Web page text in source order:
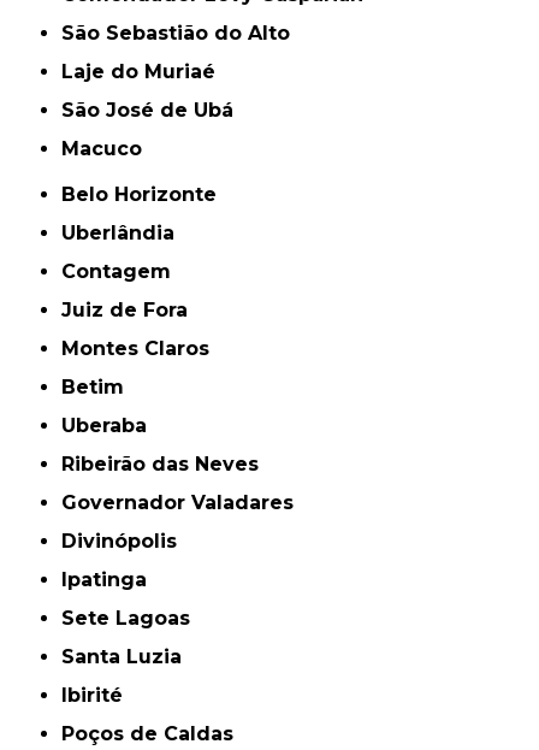
São Sebastião do Alto
Laje do Muriaé
São José de Ubá
Macuco
Belo Horizonte
Uberlândia
Contagem
Juiz de Fora
Montes Claros
Betim
Uberaba
Ribeirão das Neves
Governador Valadares
Divinópolis
Ipatinga
Sete Lagoas
Santa Luzia
Ibirité
Poços de Caldas